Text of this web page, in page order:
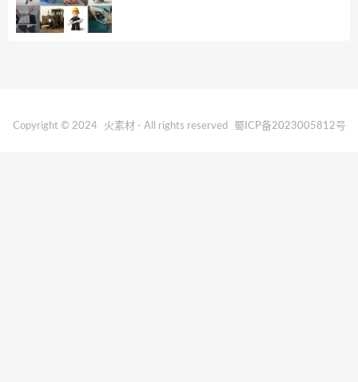
Copyright © 2024 火素材- All rights reserved 蜀ICP备2023005812号